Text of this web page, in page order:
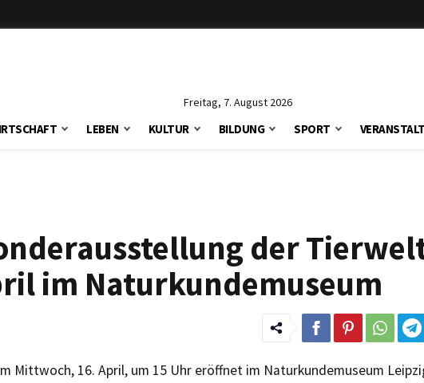
Freitag, 7. August 2026
LEBEN KULTUR BILDUNG SPORT
der
im Naturkundemuseum
Mittwoch, 16. April, um 15 Uhr eröffnet im Naturkundemuseum